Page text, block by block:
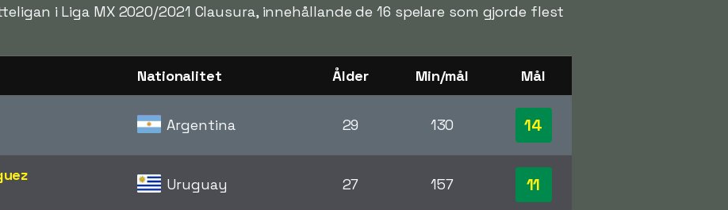
i Liga MX 2020/2021 Clausura, innehållande de 16 spelare som gjorde flest
Nationalitet Ålder Min/mål Mål
Argentina 29 130 14
Uruguay 27 157 11